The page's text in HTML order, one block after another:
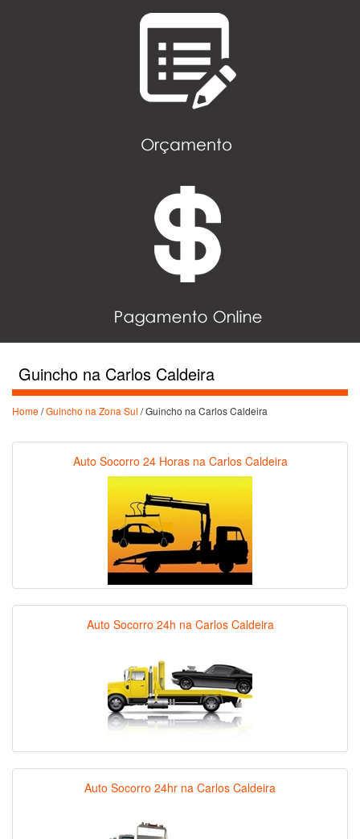
Guincho na Carlos Caldeira
Home/Guincho na Zona Sul / Guincho na Carlos Caldeira
Auto Socorro 24 Horas na Carlos Caldeira
Auto Socorro 24h na Carlos Caldeira
Auto Socorro 24hr na Carlos Caldeira